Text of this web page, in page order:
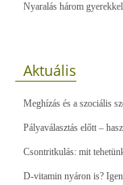
Nyaralás három
Aktuális
Meghízás és a szociális
Pályaválasztás előtt –
Csontritkulás: mit
D-vitamin nyáron is?